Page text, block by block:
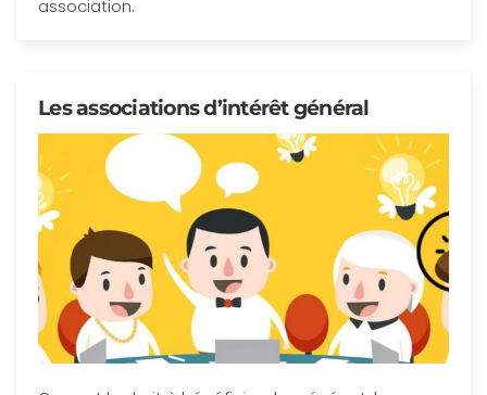
association.
Les associations d’intérêt général